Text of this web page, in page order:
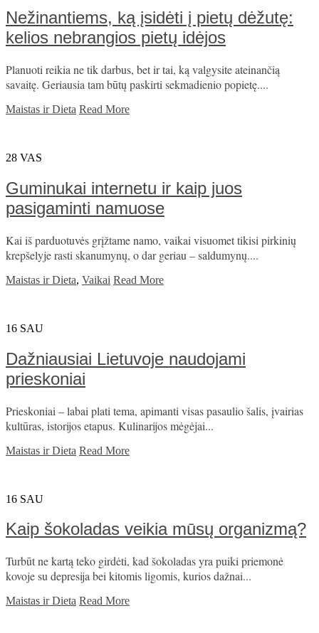
Nežinantiems, ką įsidėti į pietų dėžutę:
kelios nebrangios pietų idėjos
Planuoti reikia ne tik darbus, bet ir tai, ką valgysite ateinančią
savaitę. Geriausia tam būtų paskirti sekmadienio popietę....
Maistas ir Dieta Read More
28 VAS
Guminukai internetu ir kaip juos
pasigaminti namuose
Kai iš parduotuvės grįžtame namo, vaikai visuomet tikisi pirkinių
krepšelyje rasti skanumynų, o dar geriau – saldumynų....
Maistas ir Dieta, Vaikai Read More
16 SAU
Dažniausiai Lietuvoje naudojami
prieskoniai
Prieskoniai – labai plati tema, apimanti visas pasaulio šalis, įvairias
kultūras, istorijos etapus. Kulinarijos mėgėjai...
Maistas ir Dieta Read More
16 SAU
Kaip šokoladas veikia mūsų organizmą?
Turbūt ne kartą teko girdėti, kad šokoladas yra puiki priemonė
kovoje su depresija bei kitomis ligomis, kurios dažnai...
Maistas ir Dieta Read More